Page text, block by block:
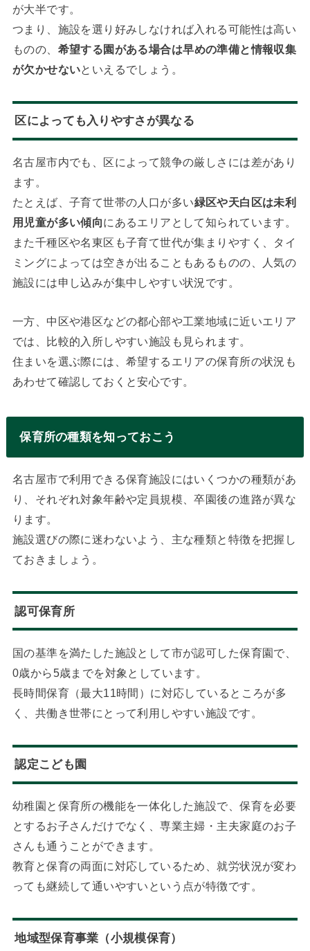
が大半です。
つまり、施設を選り好みしなければ入れる可能性は高い
ものの、 希望する園がある場合は早めの準備と情報収集
が欠かせないといえるでしょう。
区によっても入りやすさが異なる
名古屋市内でも、区によって競争の厳しさには差があり
ます。
たとえば、子育て世帯の人口が多い緑区や天白区は未利
用児童が多い傾向にあるエリアとして知られています。
また千種区や名東区も子育て世代が集まりやすく、タイ
ミングによっては空きが出ることもあるものの、人気の
施設には申し込みが集中しやすい状況です。
一方、中区や港区などの都心部や工業地域に近いエリア
では、比較的入所しやすい施設も見られます。
住まいを選ぶ際には、希望するエリアの保育所の状況も
あわせて確認しておくと安心です。
保育所の種類を知っておこう
名古屋市で利用できる保育施設にはいくつかの種類があ
り、それぞれ対象年齢や定員規模、卒園後の進路が異な
ります。
施設選びの際に迷わないよう、主な種類と特徴を把握し
ておきましょう。
認可保育所
国の基準を満たした施設として市が認可した保育園で、
0歳から5歳までを対象としています。
長時間保育（最大11時間）に対応しているところが多
く、共働き世帯にとって利用しやすい施設です。
認定こども園
幼稚園と保育所の機能を一体化した施設で、保育を必要
とするお子さんだけでなく、専業主婦・主夫家庭のお子
さんも通うことができます。
教育と保育の両面に対応しているため、就労状況が変わ
っても継続して通いやすいという点が特徴です。
地域型保育事業（小規模保育）